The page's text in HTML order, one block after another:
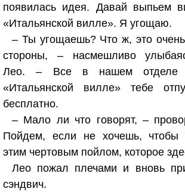
появилась идея. Давай выпьем
«Итальянской вилле». Я угощаю.
– Ты угощаешь? Что ж, это
стороны, – насмешливо
Лео. – Все в нашем отделе
«Итальянской вилле» тебе
бесплатно.
– Мало ли что говорят, –
Пойдем, если не хочешь, чтобы
этим чертовым пойлом, которое
Лео пожал плечами и вновь
сэндвич.